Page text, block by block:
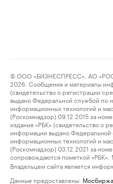
© ООО «БИЗНЕСПРЕСС», АО
2026. Сообщения и материалы
(свидетельство о регистрации
выдано Федеральной службой по
информационных технологий и
(Роскомнадзор) 09.12.2015 за
издания «РБК» (свидетельство о
информации выдано Федеральной
информационных технологий и
(Роскомнадзор) 03.12.2021 за
сопровождаются пометкой «РБК».
Владельцем сайта является
Данные предоставлены: Мосбиржа